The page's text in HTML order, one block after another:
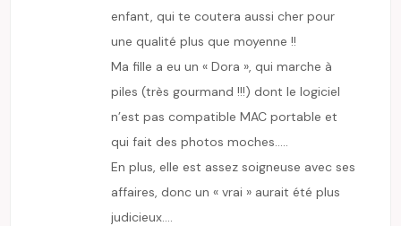
enfant, qui te coutera aussi cher pour
une qualité plus que moyenne !!
Ma fille a eu un « Dora », qui marche à
piles (très gourmand !!!) dont le logiciel
n’est pas compatible MAC portable et
qui fait des photos moches…..
En plus, elle est assez soigneuse avec ses
affaires, donc un « vrai » aurait été plus
judicieux….